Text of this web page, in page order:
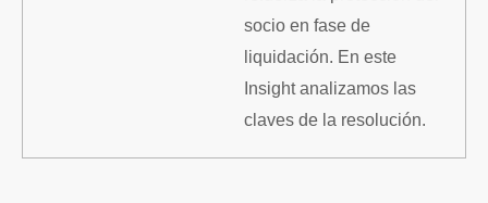
socio en fase de
liquidación. En este
Insight analizamos las
claves de la resolución.